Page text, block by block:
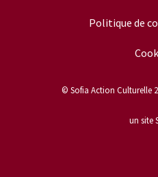
Politique de
© Sofia Action Culturelle
un site